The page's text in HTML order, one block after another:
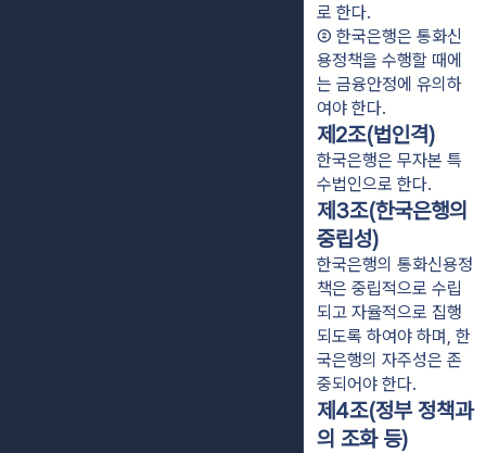
로 한다.
② 한국은행은 통화신
용정책을 수행할 때에
는 금융안정에 유의하
여야 한다.
제2조(법인격)
한국은행은 무자본 특
수법인으로 한다.
제3조(한국은행의
중립성)
한국은행의 통화신용정
책은 중립적으로 수립
되고 자율적으로 집행
되도록 하여야 하며, 한
국은행의 자주성은 존
중되어야 한다.
제4조(정부 정책과
의 조화 등)